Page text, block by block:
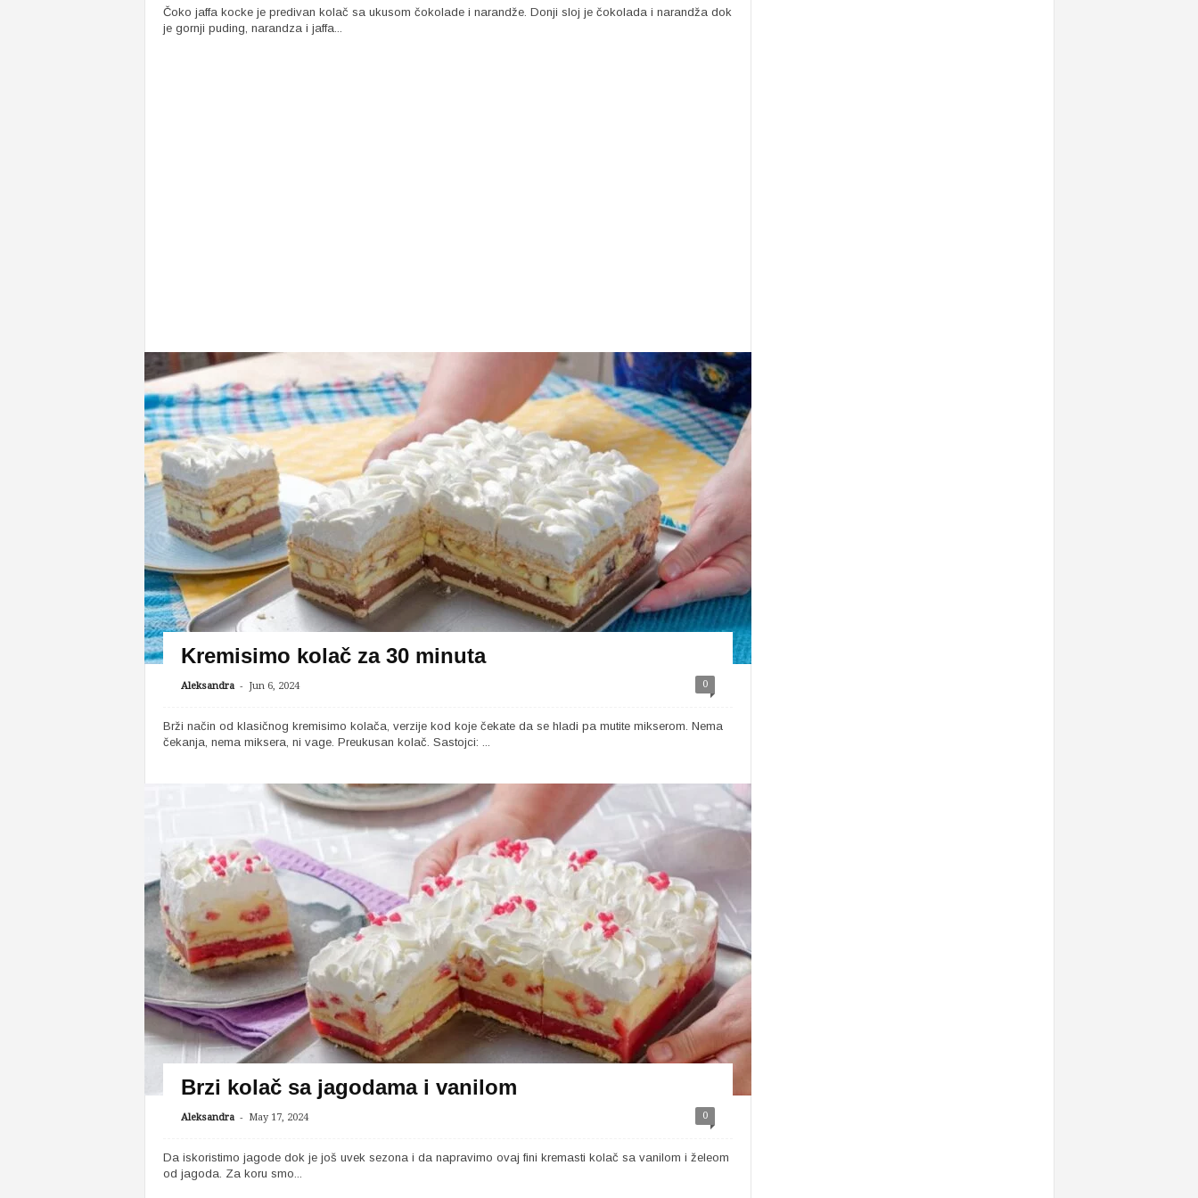
Čoko jaffa kocke je predivan kolač sa ukusom čokolade i narandže. Donji sloj je čokolada i narandža dok
je gornji puding, narandza i jaffa...
Kremisimo kolač za 30 minuta
Aleksandra - Jun 6, 2024 0
Brži način od klasičnog kremisimo kolača, verzije kod koje čekate da se hladi pa mutite mikserom. Nema
čekanja, nema miksera, ni vage. Preukusan kolač. Sastojci: ...
Brzi kolač sa jagodama i vanilom
Aleksandra - May 17, 2024 0
Da iskoristimo jagode dok je još uvek sezona i da napravimo ovaj fini kremasti kolač sa vanilom i želeom
od jagoda. Za koru smo...